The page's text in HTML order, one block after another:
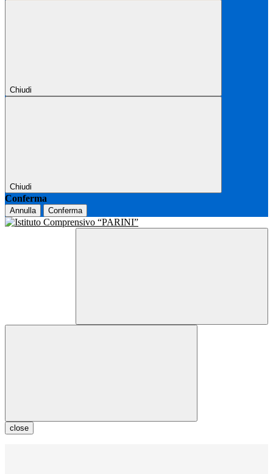
Chiudi
Chiudi
Conferma
Annulla Conferma
close